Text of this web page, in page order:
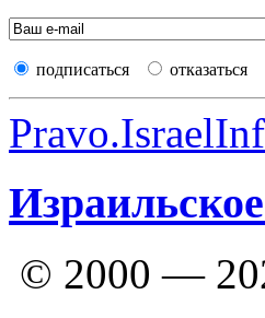
подписаться отказаться
© 2000 —